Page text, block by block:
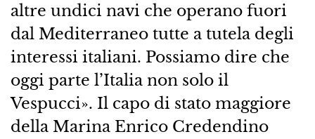
altre undici navi che operano fuori
dal Mediterraneo tutte a tutela degli
interessi italiani. Possiamo dire che
oggi parte l’Italia non solo il
Vespucci». Il capo di stato maggiore
della Marina Enrico Credendino